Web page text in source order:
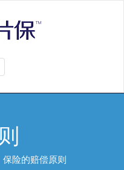
保险的赔偿原则